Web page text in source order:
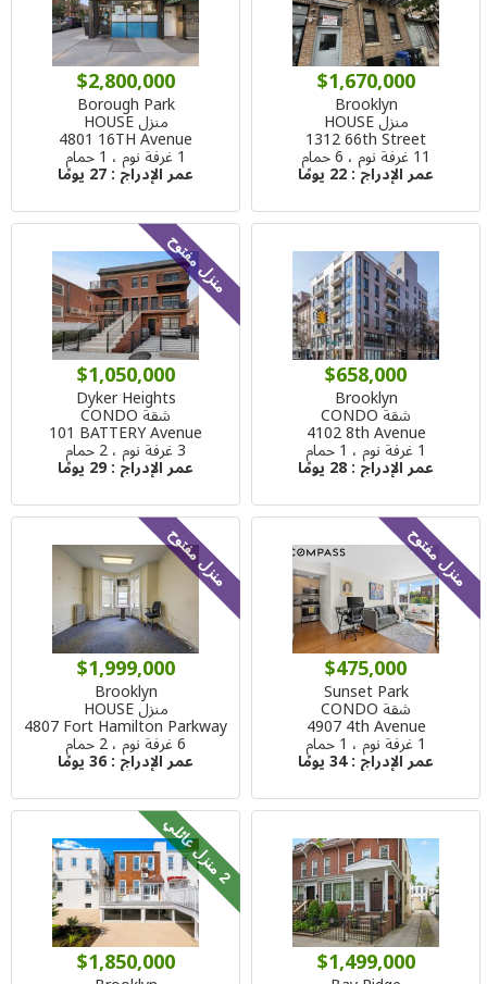
$1,670,000
Brooklyn
منزل HOUSE
1312 66th Street
11 غرفة نوم ، 6 حمام
عمر الإدراج :22 يومًا
$2,800,000
Borough Park
منزل HOUSE
4801 16TH Avenue
1 غرفة نوم ، 1 حمام
عمر الإدراج :27 يومًا
$658,000
Brooklyn
شقة CONDO
4102 8th Avenue
1 غرفة نوم ، 1 حمام
عمر الإدراج :28 يومًا
منزل مفتوح
$1,050,000
Dyker Heights
شقة CONDO
101 BATTERY Avenue
3 غرفة نوم ، 2 حمام
عمر الإدراج :29 يومًا
منزل مفتوح
$475,000
Sunset Park
شقة CONDO
4907 4th Avenue
1 غرفة نوم ، 1 حمام
عمر الإدراج :34 يومًا
منزل مفتوح
$1,999,000
Brooklyn
منزل HOUSE
4807 Fort Hamilton Parkway
6 غرفة نوم ، 2 حمام
عمر الإدراج :36 يومًا
$1,499,000
2
م
ن
ز
ل
ع
ا
ئ
ل
ي
$1,850,000